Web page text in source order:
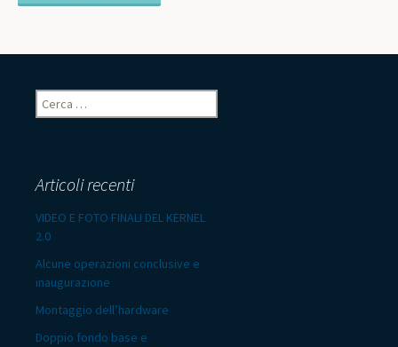
Ricerca
per:
Articoli recenti
VIDEO E FOTO FINALI DEL KERNEL
2.0
Alcune operazioni conclusive e
inaugurazione
Montaggio dell’hardware
Doppio fondo base e